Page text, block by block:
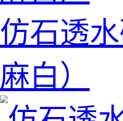
仿石透
麻白）